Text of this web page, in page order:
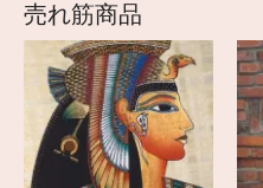
売れ筋商品